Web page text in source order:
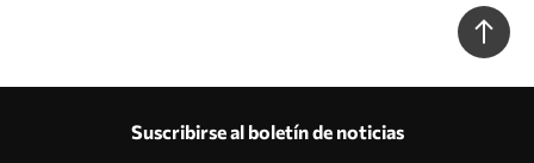
Suscribirse al boletín de noticias